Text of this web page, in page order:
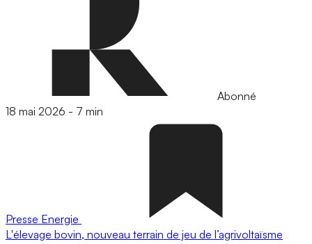
Abonné
18 mai 2026 - 7 min
Presse Energie
L'élevage bovin, nouveau terrain de jeu de l’agrivoltaïsme